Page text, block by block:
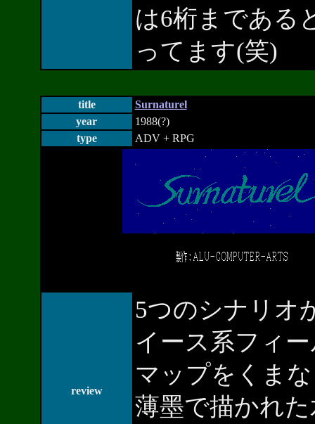
は6桁まである
ってます(笑)
title
Surnaturel
year
1988(?)
type
ADV + RPG
review
5つのシナリオ
イース系フィ
マップをくま
薄墨で描かれ